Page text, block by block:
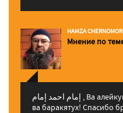
HAMZA
Мнение по
إمام احمد إمام , Ва алейкум ассалам ва рахматуЛлахи
ва баракятух! Спасибо